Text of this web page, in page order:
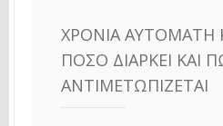
ΧΡΌΝΙΑ ΑΥΤΌΜΑΤΗ
ΠΌΣΟ ΔΙΑΡΚΕΊ ΚΑΙ
ΑΝΤΙΜΕΤΩΠΊΖΕΤΑΙ